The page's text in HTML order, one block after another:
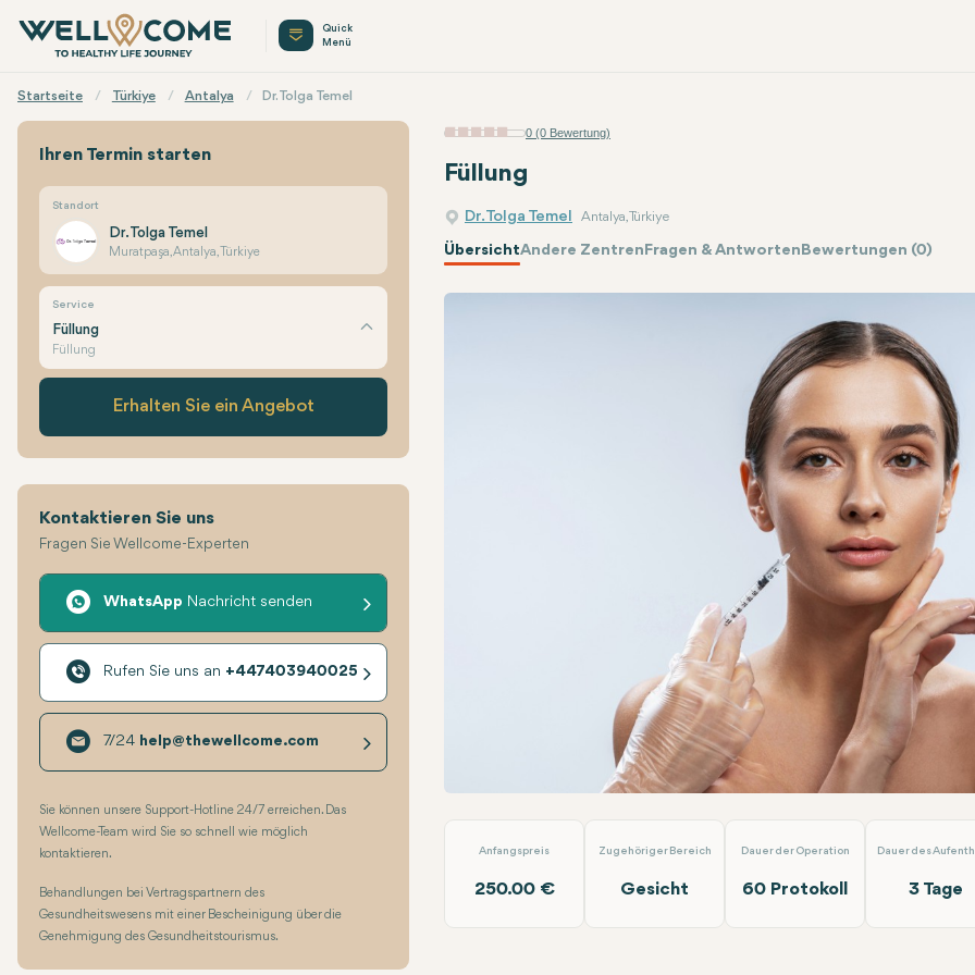
Quick
Menü
Startseite Türkiye Antalya Dr. Tolga Temel
0 (0 Bewertung)
Füllung
Dr. Tolga Temel Antalya, Türkiye
ÜbersichtAndere ZentrenFragen & AntwortenBewertungen (0)
Anfangspreis
250.00 €
Zugehöriger Bereich
Gesicht
Dauer der Operation
60 Protokoll
Dauer des
3 Tage
Ihren Termin starten
Standort
Dr. Tolga Temel
Muratpaşa, Antalya, Türkiye
Service
Füllung
Füllung
Erhalten Sie ein Angebot
Kontaktieren Sie uns
Fragen Sie Wellcome-Experten
WhatsApp Nachricht senden
Rufen Sie uns an +447403940025
7/24 help@thewellcome.com
Sie können unsere Support-Hotline 24/7 erreichen. Das
Wellcome-Team wird Sie so schnell wie möglich
kontaktieren.
Behandlungen bei Vertragspartnern des
Gesundheitswesens mit einer Bescheinigung über die
Genehmigung des Gesundheitstourismus.